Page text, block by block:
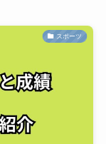
スポーツ